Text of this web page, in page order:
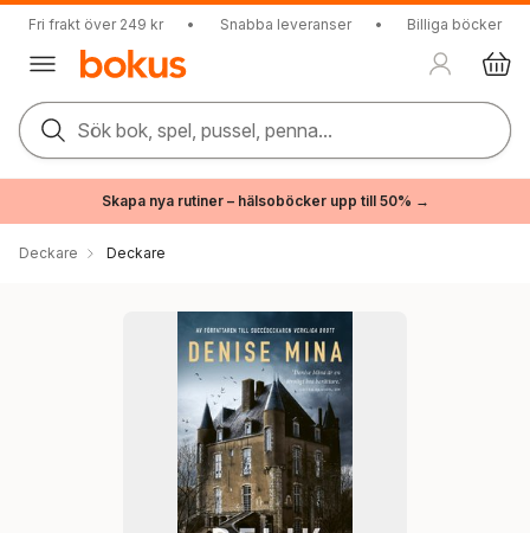
Fri frakt över 249 kr • Snabba leveranser • Billiga böcker
Sök bok, spel, pussel, penna...
Skapa nya rutiner – hälsoböcker upp till 50% →
Deckare Deckare